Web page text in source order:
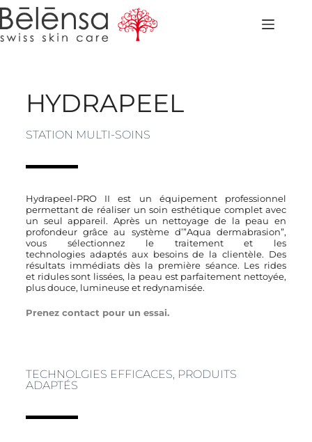
HYDRAPEEL
STATION MULTI-SOINS
Hydrapeel-PRO II est un équipement professionnel
permettant de réaliser un soin esthétique complet avec
un seul appareil. Après un nettoyage de la peau en
profondeur grâce au système d’”Aqua dermabrasion”,
vous sélectionnez le traitement et les
technologies adaptés aux besoins de la clientèle. Des
résultats immédiats dès la première séance. Les rides
et ridules sont lissées, la peau est parfaitement nettoyée,
plus douce, lumineuse et redynamisée.
Prenez contact pour un essai.
TECHNOLGIES EFFICACES, PRODUITS
ADAPTÉS